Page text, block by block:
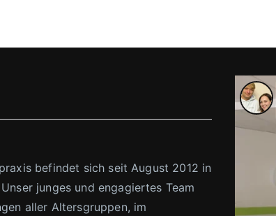
befindet sich seit August 2012 in
junges und engagiertes Team
aller Altersgruppen, im